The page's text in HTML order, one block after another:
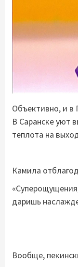
Объективно, и в
В Саранске уют
теплота на
Камила
даришь
Вообще,